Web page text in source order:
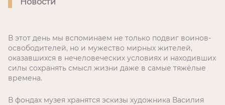
В этот день мы вспоминаем не только подвиг воинов-
освободителей, но и мужество мирных жителей,
оказавшихся в нечеловеческих условиях и находивших
силы сохранять смысл жизни даже в самые тяжёлые
времена.
В фондах музея хранятся эскизы художника Василия